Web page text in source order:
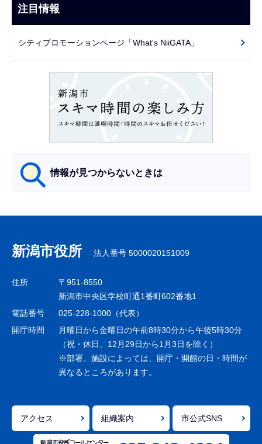
ま
で
ビ
ー
注目情報
シティプロモーションページ「What's NiiGATA」
情報が見つからないときは
ナ
ビ
ゲ
シ
ョ
で
新潟市役所 法人番号 5000020151009
住所
〒951-8550
新潟市中央区学校町通1番町602番地1
電話番号
025-228-1000（代表）
開庁時間
月曜日から金曜日の午前8時30分から午後5時30分
（祝・休日、12月29日から1月3日を除く）
※部署、施設によっては、開庁・開館の日・時間が
異なるところがあります。
アクセス 組織案内 市公式SNS